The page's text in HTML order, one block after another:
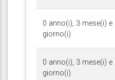
0 anno(i), 3 mese(i) e
giorno(i)
0 anno(i), 3 mese(i) e
giorno(i)